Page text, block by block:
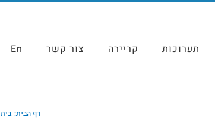
תערוכות קריירה צור קשר En
דף הבית: בית